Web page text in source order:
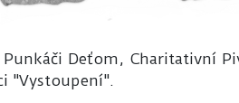
Deťom, Charitativní
"Vystoupení".